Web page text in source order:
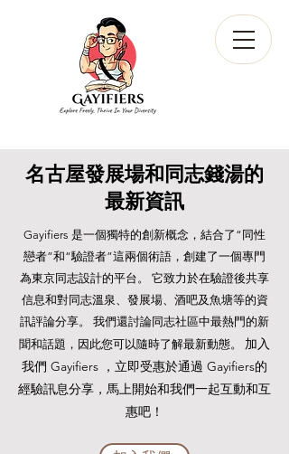
名古屋發展場和同志錢湯的
最新資訊
Gayifiers 是一個獨特的創新概念，結合了“同性
戀者”和“驗證者”這兩個術語，創建了一個專門
為東京同志設計的平台。 它致力於在驗證後共享
信息和對同志溫泉、發展場、酒吧及魚塘等的資
訊評論分享。 我們還討論同志社區中最熱門的新
聞和話題，因此您可以隨時了解最新動態。 加入
我們 Gayifiers ，立即受惠於通過 Gayifiers的
經驗訊息分享，馬上開始和我們​一起​互動和互
惠吧！